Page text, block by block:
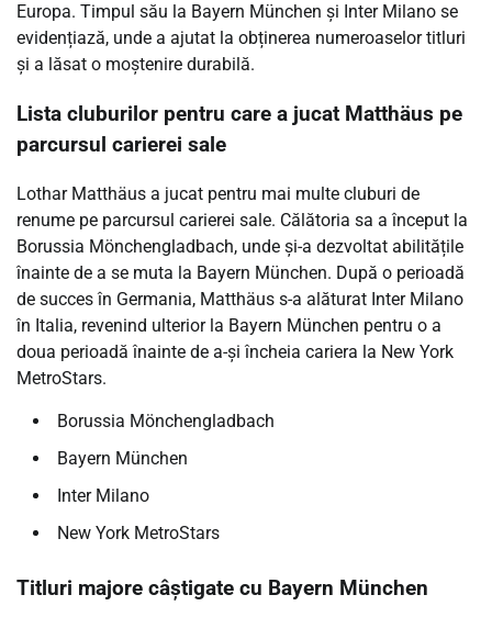
Europa. Timpul său la Bayern München și Inter Milano se
evidențiază, unde a ajutat la obținerea numeroaselor titluri
și a lăsat o moștenire durabilă.
Lista cluburilor pentru care a jucat Matthäus pe
parcursul carierei sale
Lothar Matthäus a jucat pentru mai multe cluburi de
renume pe parcursul carierei sale. Călătoria sa a început la
Borussia Mönchengladbach, unde și-a dezvoltat abilitățile
înainte de a se muta la Bayern München. După o perioadă
de succes în Germania, Matthäus s-a alăturat Inter Milano
în Italia, revenind ulterior la Bayern München pentru o a
doua perioadă înainte de a-și încheia cariera la New York
MetroStars.
Borussia Mönchengladbach
Bayern München
Inter Milano
New York MetroStars
Titluri majore câștigate cu Bayern München